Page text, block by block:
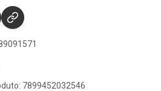
7899452032546